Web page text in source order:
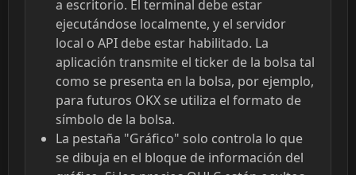
a escritorio. El terminal debe estar
ejecutándose localmente, y el servidor
local o API debe estar habilitado. La
aplicación transmite el ticker de la bolsa tal
como se presenta en la bolsa, por ejemplo,
para futuros OKX se utiliza el formato de
símbolo de la bolsa.
La pestaña "Gráfico" solo controla lo que
se dibuja en el bloque de información del